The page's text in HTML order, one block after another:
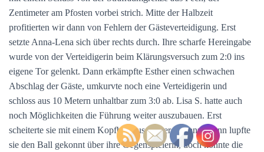
Zentimeter am Pfosten vorbei strich. Mitte der Halbzeit
profitierten wir dann von Fehlern der Gästeverteidigung. Erst
setzte Anna-Lena sich über rechts durch. Ihre scharfe Hereingabe
wurde von der Verteidigerin beim Klärungsversuch zum 2:0 ins
eigene Tor gelenkt. Dann erkämpfte Esther einen schwachen
Abschlag der Gäste, umkurvte noch eine Verteidigerin und
schloss aus 10 Metern unhaltbar zum 3:0 ab. Lisa S. hatte auch
noch Möglichkeiten die Führung weiter auszubauen. Erst
scheiterte sie mit einem Kopfball aus kurzer Distanz. Dann lupfte
sie den Ball gekonnt über ihre Gegenspielerin, doch konnte die